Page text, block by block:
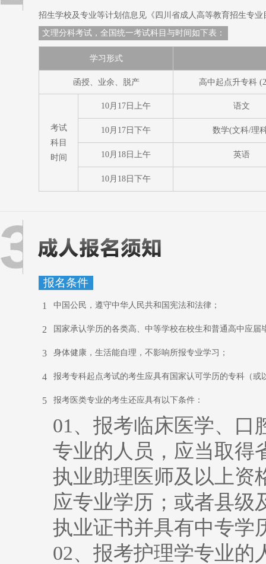
招生学校及专业等计划信息见《四川省成人高等教育招生专
文理分科考试，全国统一考试科目与时间如下表：
学习形式
函授、业余、脱产 高中起点升专科
考试
科目
时间
10月17日上午 语文
10月17日下午 数学(文科/理
10月18日上午 英语
10月18日下午
报名条件
1 中国公民，遵守中华人民共和国宪法和法律；
2 国家承认学历的各类高、中等学校在校生和普通高中应
3 身体健康，生活能自理，不影响所报专业学习；
4 报考专科起点考试的考生应具有国家认可学历的专科（或
5 报考医类专业的考生还应具有以下条件：
01、报考临床医学、口
专业的人员，应当取得
执业助理医师及以上资
应专业学历；或者县级
执业证书并具有中专学
02、报考护理学专业的